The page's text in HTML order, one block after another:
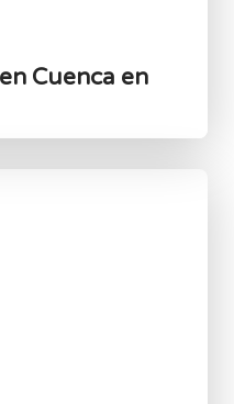
Cuenca en